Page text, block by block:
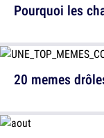
20 memes
Pourquoi les